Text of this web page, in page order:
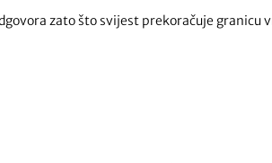
zato što svijest prekoračuje granicu